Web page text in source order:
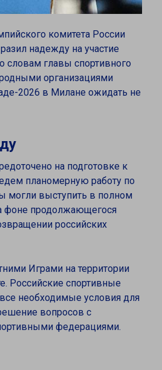
комитета России
надежду на участие
словам главы спортивного
организациями
2026 в Милане ожидать не
на подготовке к
планомерную работу по
могли выступить в полном
фоне продолжающегося
российских
Играми на территории
Российские спортивные
необходимые условия для
вопросов с
федерациями.